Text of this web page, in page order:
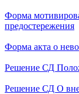
Форма
предостережения
Форма акта о
Решение СД
Решение СД О